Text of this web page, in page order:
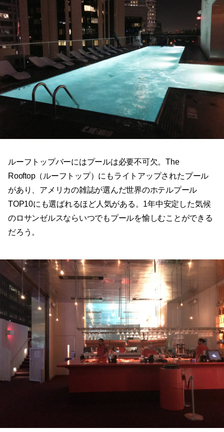
ルーフトップバーにはプールは必要不可欠。The
Rooftop（ルーフトップ）にもライトアップされたプール
があり、アメリカの雑誌が選んだ世界のホテルプール
TOP10にも選ばれるほど人気がある。1年中安定した気候
のロサンゼルスならいつでもプールを愉しむことができる
だろう。